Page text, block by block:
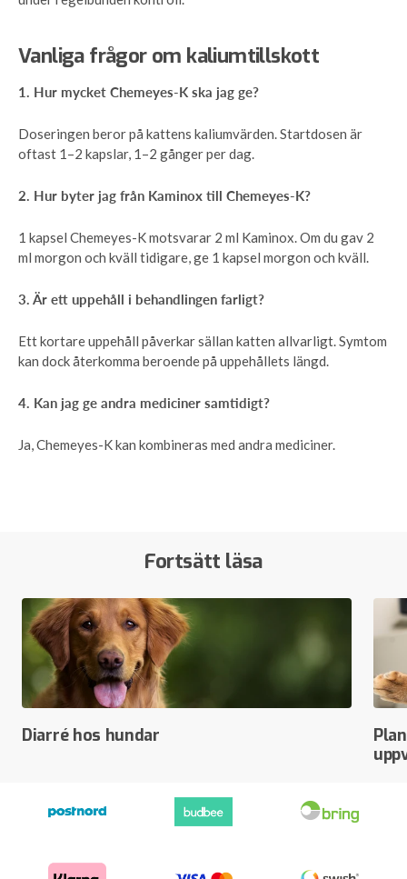
Vanliga frågor om kaliumtillskott
1. Hur mycket Chemeyes-K ska jag ge?
Doseringen beror på kattens kaliumvärden. Startdosen är
oftast 1–2 kapslar, 1–2 gånger per dag.
2. Hur byter jag från Kaminox till Chemeyes-K?
1 kapsel Chemeyes-K motsvarar 2 ml Kaminox. Om du gav 2
ml morgon och kväll tidigare, ge 1 kapsel morgon och kväll.
3. Är ett uppehåll i behandlingen farligt?
Ett kortare uppehåll påverkar sällan katten allvarligt. Symtom
kan dock återkomma beroende på uppehållets längd.
4. Kan jag ge andra mediciner samtidigt?
Ja, Chemeyes-K kan kombineras med andra mediciner.
Fortsätt läsa
Diarré hos hundar